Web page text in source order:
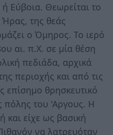
Εύβοια. Θεωρείται το
Ήρας, της θεάς
ο Όμηρος. Το ιερό
αι. π.Χ. σε μία θέση
πεδιάδα, αρχικά
περιοχής και από τις
επίσημο θρησκευτικό
πόλης του 'Αργους. Η
και είχε ως βασική
να λατρευόταν